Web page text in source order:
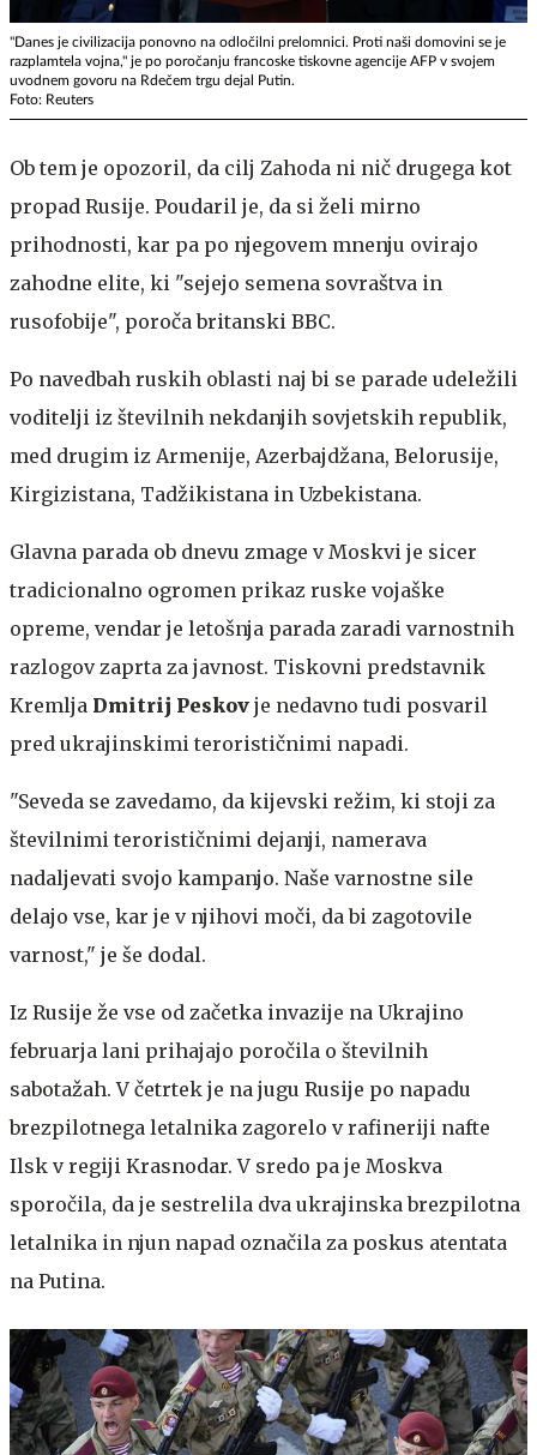
"Danes je civilizacija ponovno na odločilni prelomnici. Proti naši domovini se je
razplamtela vojna," je po poročanju francoske tiskovne agencije AFP v svojem
uvodnem govoru na Rdečem trgu dejal Putin.
Foto: Reuters
Ob tem je opozoril, da cilj Zahoda ni nič drugega kot
propad Rusije. Poudaril je, da si želi mirno
prihodnosti, kar pa po njegovem mnenju ovirajo
zahodne elite, ki "sejejo semena sovraštva in
rusofobije", poroča britanski BBC.
Po navedbah ruskih oblasti naj bi se parade udeležili
voditelji iz številnih nekdanjih sovjetskih republik,
med drugim iz Armenije, Azerbajdžana, Belorusije,
Kirgizistana, Tadžikistana in Uzbekistana.
Glavna parada ob dnevu zmage v Moskvi je sicer
tradicionalno ogromen prikaz ruske vojaške
opreme, vendar je letošnja parada zaradi varnostnih
razlogov zaprta za javnost. Tiskovni predstavnik
Kremlja Dmitrij Peskov je nedavno tudi posvaril
pred ukrajinskimi terorističnimi napadi.
"Seveda se zavedamo, da kijevski režim, ki stoji za
številnimi terorističnimi dejanji, namerava
nadaljevati svojo kampanjo. Naše varnostne sile
delajo vse, kar je v njihovi moči, da bi zagotovile
varnost," je še dodal.
Iz Rusije že vse od začetka invazije na Ukrajino
februarja lani prihajajo poročila o številnih
sabotažah. V četrtek je na jugu Rusije po napadu
brezpilotnega letalnika zagorelo v rafineriji nafte
Ilsk v regiji Krasnodar. V sredo pa je Moskva
sporočila, da je sestrelila dva ukrajinska brezpilotna
letalnika in njun napad označila za poskus atentata
na Putina.